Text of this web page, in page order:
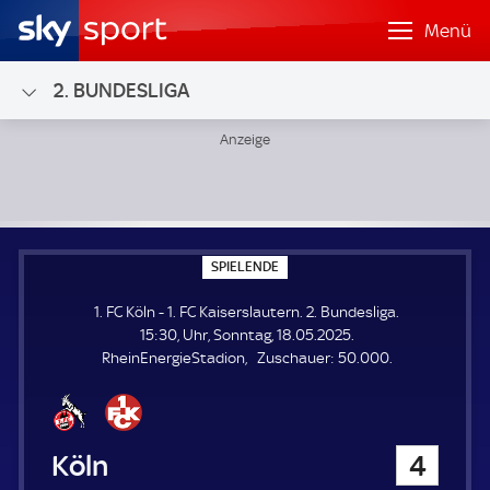
Menü
2. BUNDESLIGA
SPIELENDE
P
E
L
E
N
1. FC Köln - 1. FC Kaiserslautern. 2. Bundesliga.
15:30, Uhr, Sonntag, 18.05.2025.
RheinEnergieStadion
Zuschauer: Z
50.000.
1. FC Köln 4